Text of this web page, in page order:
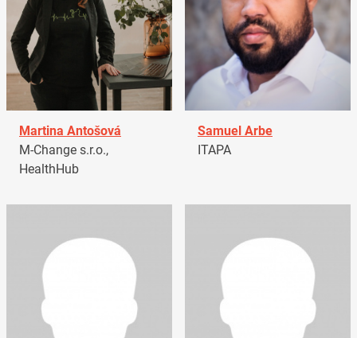
Martina Antošová
M-Change s.r.o.,
HealthHub
Samuel Arbe
ITAPA